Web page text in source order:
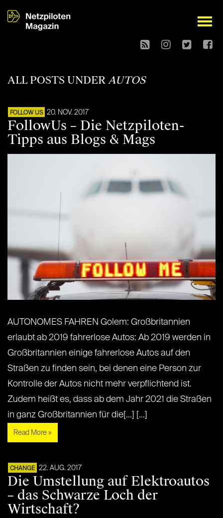
open
ALL POSTS UNDERAUTOS
FOLLOW US 20. NOV. 2017
FollowUs – Die Netzpiloten-
Tipps aus Blogs & Mags
AUTONOMES FAHREN Golem: Großbritannien
erlaubt ab 2019 fahrerlose Autos: Ab 2019 werden in
Großbritannien einige fahrerlose Autos auf den
Straßen zu finden sein, bei denen eine Person zur
Kontrolle der Autos nicht mehr verpflichtend ist.
Zudem heißt es, dass ab dem Jahr 2021 die Straßen
in ganz Großbritannien für die[...] [...]
Read More »
CHANGE 22. AUG. 2017
Die Umstellung auf Elektroautos
– das Schwarze Loch der
Wirtschaft?